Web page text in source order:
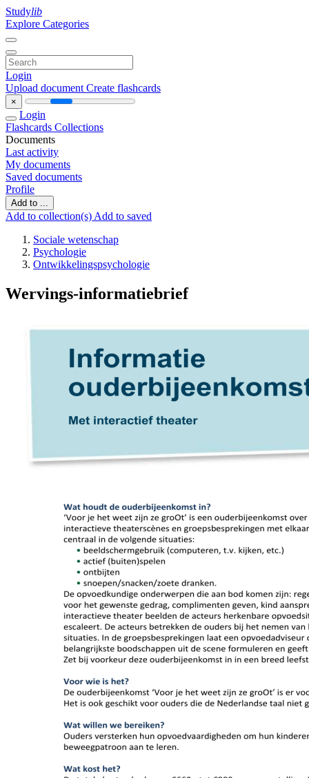
Studylib
Explore Categories
Login
Upload document Create flashcards
×
Login
Flashcards Collections
Documents
Last activity
My documents
Saved documents
Profile
Add to ...
Add to collection(s) Add to saved
Sociale wetenschap
Psychologie
Ontwikkelingspsychologie
Wervings-informatiebrief